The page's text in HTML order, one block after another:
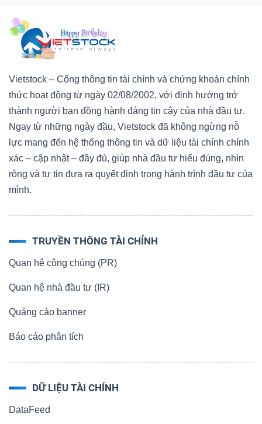
Vietstock – Cổng thông tin tài chính và chứng khoán chính
thức hoạt động từ ngày 02/08/2002, với định hướng trở
thành người bạn đồng hành đáng tin cậy của nhà đầu tư.
Ngay từ những ngày đầu, Vietstock đã không ngừng nỗ
lực mang đến hệ thống thông tin và dữ liệu tài chính chính
xác – cập nhật – đầy đủ, giúp nhà đầu tư hiểu đúng, nhìn
rộng và tự tin đưa ra quyết định trong hành trình đầu tư của
mình.
TRUYỀN THÔNG TÀI CHÍNH
Quan hệ công chúng (PR)
Quan hệ nhà đầu tư (IR)
Quảng cáo banner
Báo cáo phân tích
DỮ LIỆU TÀI CHÍNH
DataFeed